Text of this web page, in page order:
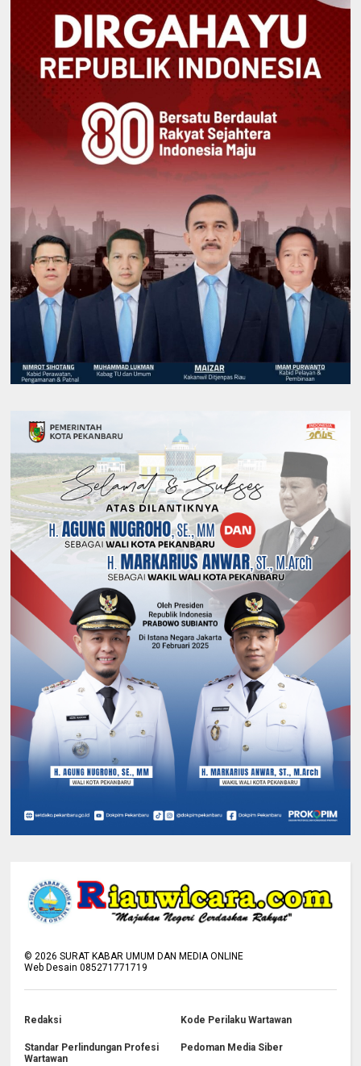
©2026 SURAT KABAR UMUM DAN MEDIA ONLINE
Web Desain 085271771719
Redaksi Kode Perilaku Wartawan
Standar Perlindungan Profesi
Wartawan
Pedoman Media Siber